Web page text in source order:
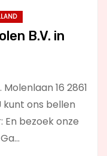
B.V. in
16 2861
kunt ons bellen
En bezoek onze